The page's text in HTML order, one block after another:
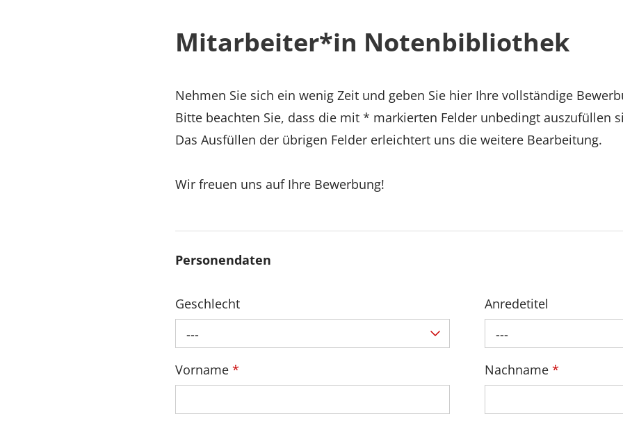
Mitarbeiter*in Notenbibliothek
Nehmen Sie sich ein wenig Zeit und geben Sie hier Ihre vollständige
Bitte beachten Sie, dass die mit * markierten Felder unbedingt auszufüllen
Das Ausfüllen der übrigen Felder erleichtert uns die weitere Bearbeitung.
Wir freuen uns auf Ihre Bewerbung!
Personendaten
Geschlecht
---
Anredetitel
---
Vorname * Nachname*